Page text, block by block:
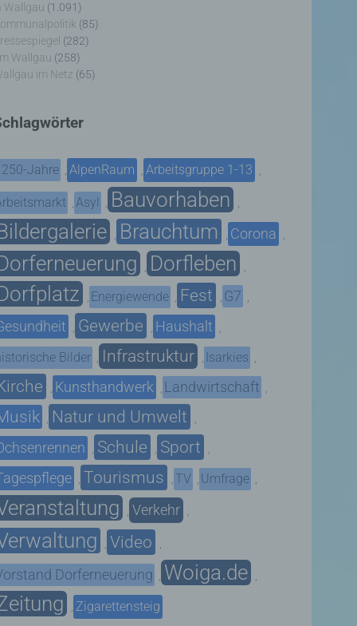
Wallgau (1.091)
(85)
(282)
Wallgau (258)
im Netz (65)
Jahre , AlpenRaum , Arbeitsgruppe 1-13 ,
, Asyl , Bauvorhaben ,
, Brauchtum , Corona ,
, Dorfleben ,
, Energiewende , Fest , G7 ,
, Gewerbe , Haushalt ,
Bilder , Infrastruktur , Isarkies ,
, Kunsthandwerk , Landwirtschaft ,
, Natur und Umwelt ,
, Schule , Sport ,
, Tourismus ,TV , Umfrage ,
, Verkehr ,
, Video ,
Dorferneuerung , Woiga.de ,
, Zigarettensteig